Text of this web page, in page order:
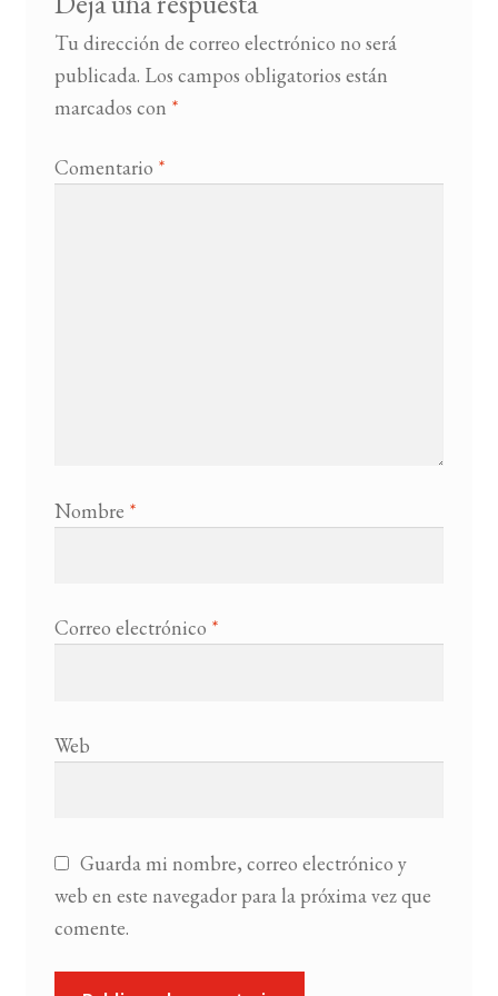
BUSCAR
Tu dirección de correo electrónico no será
publicada. Los campos obligatorios están
marcados con *
Comentario *
Nombre *
Correo electrónico *
Web
Guarda mi nombre, correo electrónico y
web en este navegador para la próxima vez que
comente.